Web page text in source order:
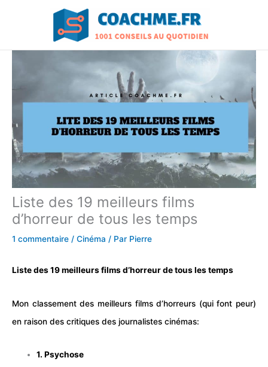
Liste des 19 meilleurs films
d’horreur de tous les temps
1 commentaire / Cinéma / Par Pierre
Liste des 19 meilleursfilmsd’horreur de tous les temps
Mon classement des meilleurs filmsd’horreurs (qui font peur)
en raison des critiques des journalistes cinémas:
1. Psychose